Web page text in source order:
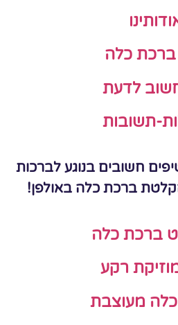
ברכת כלה
לדעת
תשובות
חשובים בנוגע לברכות
ברכת כלה באולפן!
ברכת כלה
מוזיקת רקע
מעוצבת